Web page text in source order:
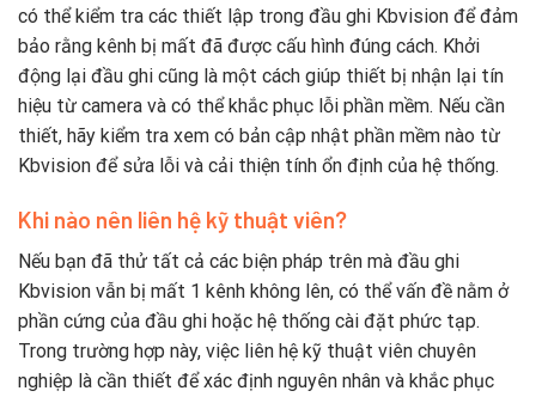
có thể kiểm tra các thiết lập trong đầu ghi Kbvision để đảm
bảo rằng kênh bị mất đã được cấu hình đúng cách. Khởi
động lại đầu ghi cũng là một cách giúp thiết bị nhận lại tín
hiệu từ camera và có thể khắc phục lỗi phần mềm. Nếu cần
thiết, hãy kiểm tra xem có bản cập nhật phần mềm nào từ
Kbvision để sửa lỗi và cải thiện tính ổn định của hệ thống.
Khi nào nên liên hệ kỹ thuật viên?
Nếu bạn đã thử tất cả các biện pháp trên mà đầu ghi
Kbvision vẫn bị mất 1 kênh không lên, có thể vấn đề nằm ở
phần cứng của đầu ghi hoặc hệ thống cài đặt phức tạp.
Trong trường hợp này, việc liên hệ kỹ thuật viên chuyên
nghiệp là cần thiết để xác định nguyên nhân và khắc phục